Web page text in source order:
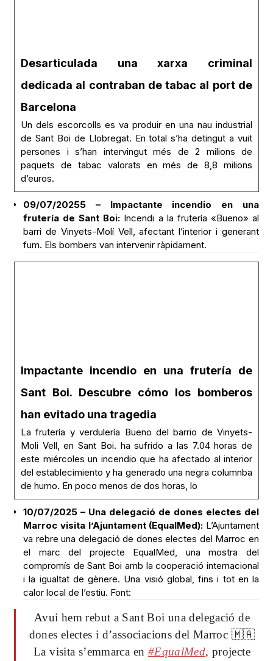
Desarticulada una xarxa criminal
dedicada al contraban de tabac al port de
Barcelona
Un dels escorcolls es va produir en una nau industrial
de Sant Boi de Llobregat. En total s’ha detingut a vuit
persones i s’han intervingut més de 2 milions de
paquets de tabac valorats en més de 8,8 milions
d’euros.
09/07/20255 – Impactante incendio en una
frutería de Sant Boi: Incendi a la frutería «Bueno» al
barri de Vinyets-Molí Vell, afectant l’interior i generant
fum. Els bombers van intervenir ràpidament.
Impactante incendio en una frutería de
Sant Boi. Descubre cómo los bomberos
han evitado una tragedia
La frutería y verdulería Bueno del barrio de Vinyets-
Moli Vell, en Sant Boi. ha sufrido a las 7.04 horas de
este miércoles un incendio que ha afectado al interior
del establecimiento y ha generado una negra columnba
de humo. En poco menos de dos horas, lo
10/07/2025 – Una delegació de dones electes del
Marroc visita l’Ajuntament (EqualMed): L’Ajuntament
va rebre una delegació de dones electes del Marroc en
el marc del projecte EqualMed, una mostra del
compromís de Sant Boi amb la cooperació internacional
i la igualtat de gènere. Una visió global, fins i tot en la
calor local de l’estiu. Font:
Avui hem rebut a Sant Boi una delegació de
dones electes i d’associacions del Marroc 🇲🇦
La visita s’emmarca en #EqualMed, projecte